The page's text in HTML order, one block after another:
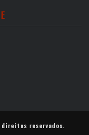
direitos reservados.